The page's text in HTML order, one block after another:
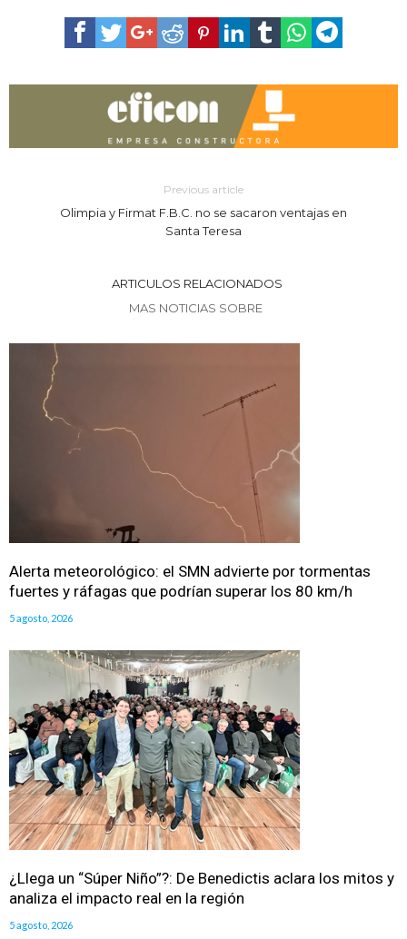
Previous article
Olimpia y Firmat F.B.C. no se sacaron ventajas en
Santa Teresa
ARTICULOS RELACIONADOS
MAS NOTICIAS SOBRE
Alerta meteorológico: el SMN advierte por tormentas
fuertes y ráfagas que podrían superar los 80 km/h
5 agosto, 2026
¿Llega un “Súper Niño”?: De Benedictis aclara los mitos y
analiza el impacto real en la región
5 agosto, 2026